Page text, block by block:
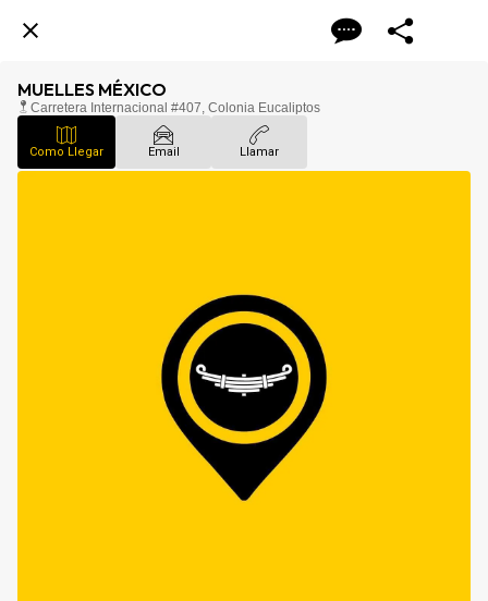
MUELLES MÉXICO
Carretera Internacional #407, Colonia Eucaliptos
Como Llegar Email Llamar